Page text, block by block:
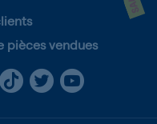
pièces vendues